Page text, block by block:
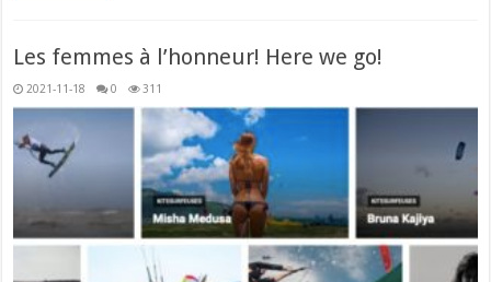
Les femmes à l’honneur! Here we go!
2021-11-18 0 311